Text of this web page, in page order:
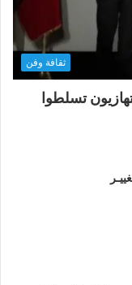
ثقافة وفن
تسلطوا